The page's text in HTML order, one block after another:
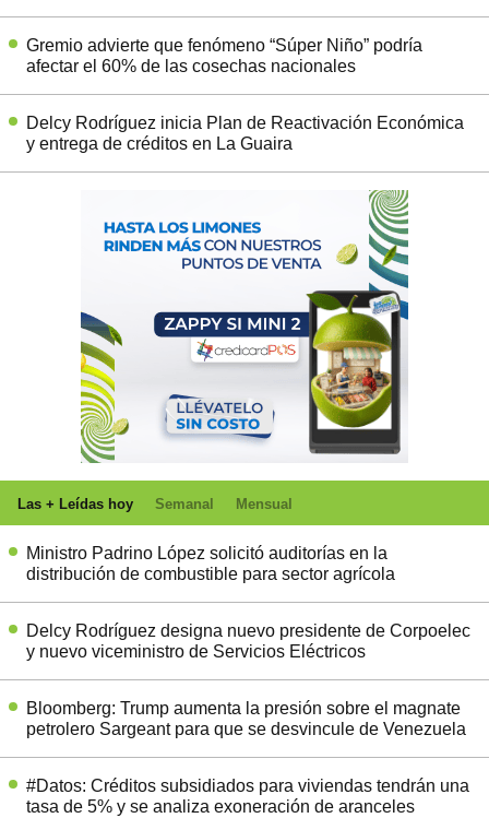
Gremio advierte que fenómeno “Súper Niño” podría
afectar el 60% de las cosechas nacionales
Delcy Rodríguez inicia Plan de Reactivación Económica
y entrega de créditos en La Guaira
Las + Leídas hoy Semanal Mensual
Ministro Padrino López solicitó auditorías en la
distribución de combustible para sector agrícola
Delcy Rodríguez designa nuevo presidente de Corpoelec
y nuevo viceministro de Servicios Eléctricos
Bloomberg: Trump aumenta la presión sobre el magnate
petrolero Sargeant para que se desvincule de Venezuela
#Datos: Créditos subsidiados para viviendas tendrán una
tasa de 5% y se analiza exoneración de aranceles